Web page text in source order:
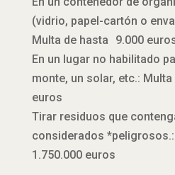
(vidrio, papel-cartón o
Multa de hasta 9.000
En un lugar no habilitado
monte, un solar, etc.:
euros
Tirar residuos que
considerados
1.750.000 euros